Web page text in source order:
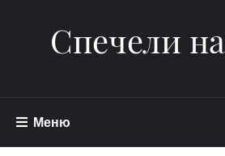
Спечели
Меню